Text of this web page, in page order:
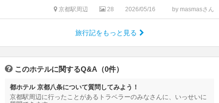
京都駅周辺 28 2026/05/16 by masmasさん
旅行記をもっと見る
このホテルに関するQ&A（0件）
都ホテル 京都八条について質問してみよう！
京都駅周辺に行ったことがあるトラベラーのみなさんに、いっせいに